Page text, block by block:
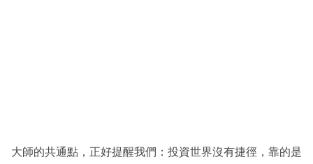
大師的共通點，正好提醒我們：投資世界沒有捷徑，靠的是